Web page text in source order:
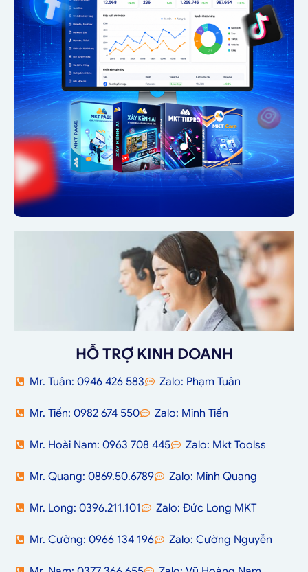
HỖ TRỢ KINH DOANH
Mr. Tuân: 0946 426 583 Zalo: Phạm Tuân
Mr. Tiến: 0982 674 550 Zalo: Minh Tiến
Mr. Hoài Nam: 0963 708 445 Zalo: Mkt Toolss
Mr. Quang: 0869.50.6789 Zalo: Minh Quang
Mr. Long: 0396.211.101 Zalo: Đức Long MKT
Mr. Cường: 0966 134 196 Zalo: Cường Nguyễn